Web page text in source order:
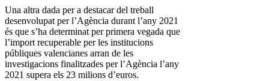
Una altra dada per a destacar del treball
desenvolupat per l’Agència durant l’any 2021
és que s’ha determinat per primera vegada que
l’import recuperable per les institucions
públiques valencianes arran de les
investigacions finalitzades per l’Agència l’any
2021 supera els 23 milions d’euros.